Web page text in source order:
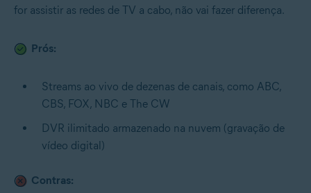
for assistir as redes de TV a cabo, não vai fazer diferença.
Prós:
Streams ao vivo de dezenas de canais, como ABC,
CBS, FOX, NBC e The CW
DVR ilimitado armazenado na nuvem (gravação de
vídeo digital)
Contras: